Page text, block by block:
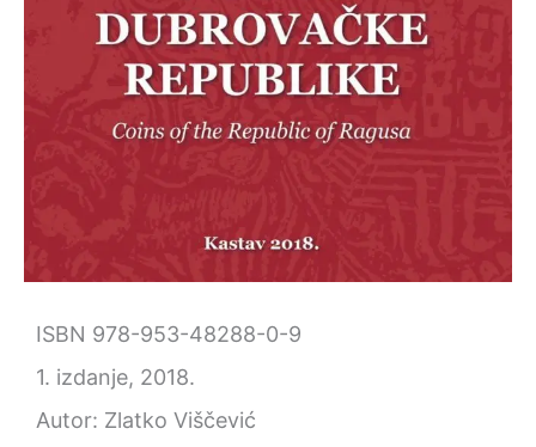
ISBN 978-953-48288-0-9
1. izdanje, 2018.
Autor: Zlatko Viščević